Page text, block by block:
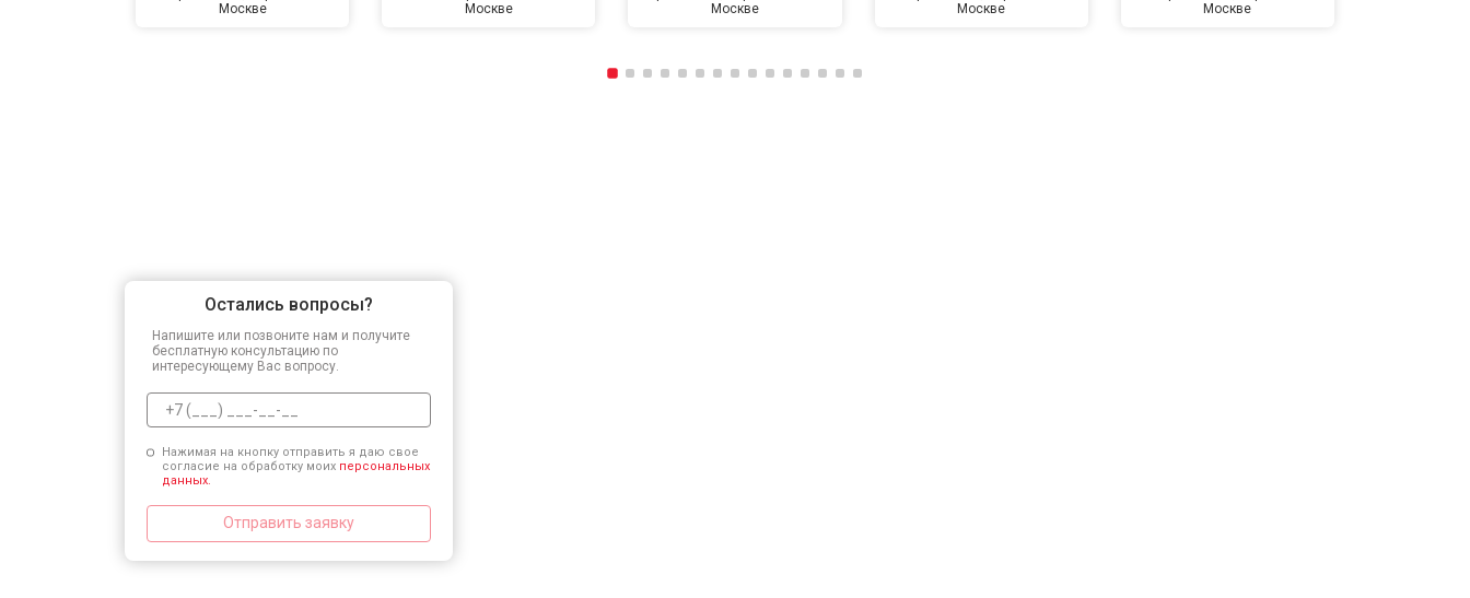
Москве
Москве
Москве
Москве
Москве
Остались вопросы?
Напишите или позвоните нам и получите
бесплатную консультацию по
интересующему Вас вопросу.
Нажимая на кнопку отправить я даю свое
согласие на обработку моих персональных
данных.
Отправить заявку